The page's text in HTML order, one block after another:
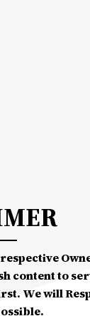
content to
We will